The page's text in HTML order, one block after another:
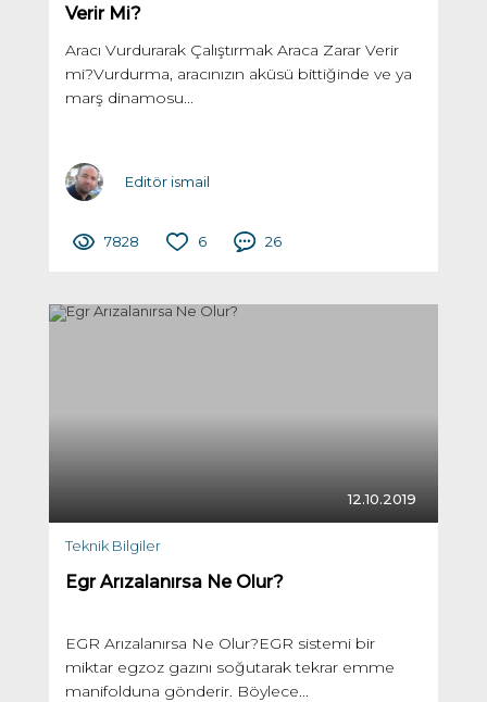
Verir Mi?
Aracı Vurdurarak Çalıştırmak Araca Zarar Verir
mi?Vurdurma, aracınızın aküsü bittiğinde ve ya
marş dinamosu...
Editör ismail
7828 6 26
12.10.2019
Teknik Bilgiler
Egr Arızalanırsa Ne Olur?
EGR Arızalanırsa Ne Olur?EGR sistemi bir
miktar egzoz gazını soğutarak tekrar emme
manifolduna gönderir. Böylece...